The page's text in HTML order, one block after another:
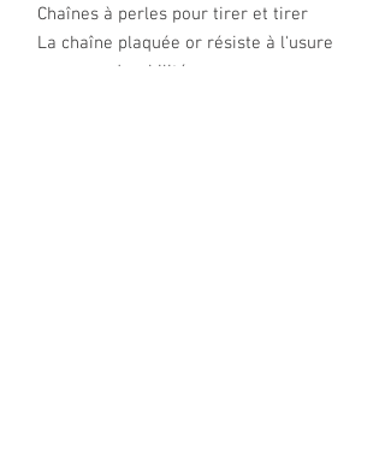
Chaînes à perles pour tirer et tirer
La chaîne plaquée or résiste à l'usure
pour une durabilité accrue